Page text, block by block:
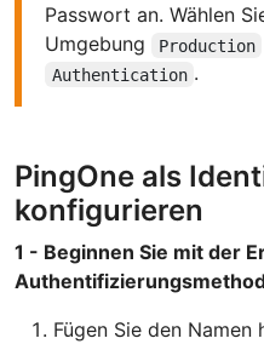
Passwort an. Wählen
Umgebung
Production
Authentication .
PingOne als
konfigurieren
1 - Beginnen Sie mit der
Fügen Sie den Namen